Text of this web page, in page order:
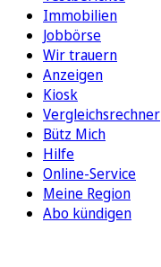
Immobilien
Jobbörse
Wir trauern
Anzeigen
Kiosk
Vergleichsrechner
Bütz Mich
Hilfe
Online-Service
Meine Region
Abo kündigen